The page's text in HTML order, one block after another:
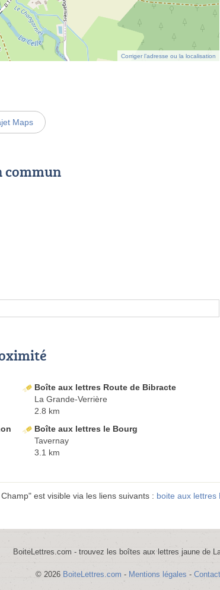
Corriger l’adresse ou la localisation
Maps
commun
Boîte aux lettres Route de Bibracte
La Grande-Verrière
2.8 km
Boîte aux lettres le Bourg
Tavernay
3.1 km
est visible via les liens suivants : boite aux lettres
BoiteLettres.com - trouvez les boîtes aux lettres jaune de
© 2026 BoiteLettres.com - Mentions légales - Contact